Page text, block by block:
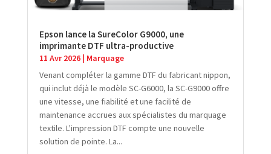
Epson lance la SureColor G9000, une
imprimante DTF ultra-productive
11 Avr 2026| Marquage
Venant compléter la gamme DTF du fabricant nippon,
qui inclut déjà le modèle SC-G6000, la SC-G9000 offre
une vitesse, une fiabilité et une facilité de
maintenance accrues aux spécialistes du marquage
textile. L'impression DTF compte une nouvelle
solution de pointe. La...